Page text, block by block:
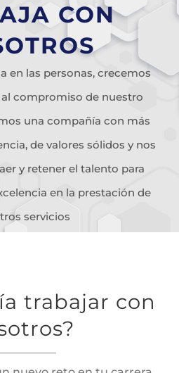
CON
en las personas, crecemos
compromiso de nuestro
una compañía con más
de valores sólidos y nos
y retener el talento para
en la prestación de
servicios
trabajar con